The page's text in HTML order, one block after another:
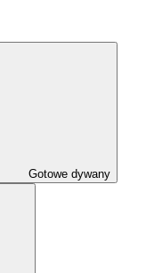
Gotowe dywany